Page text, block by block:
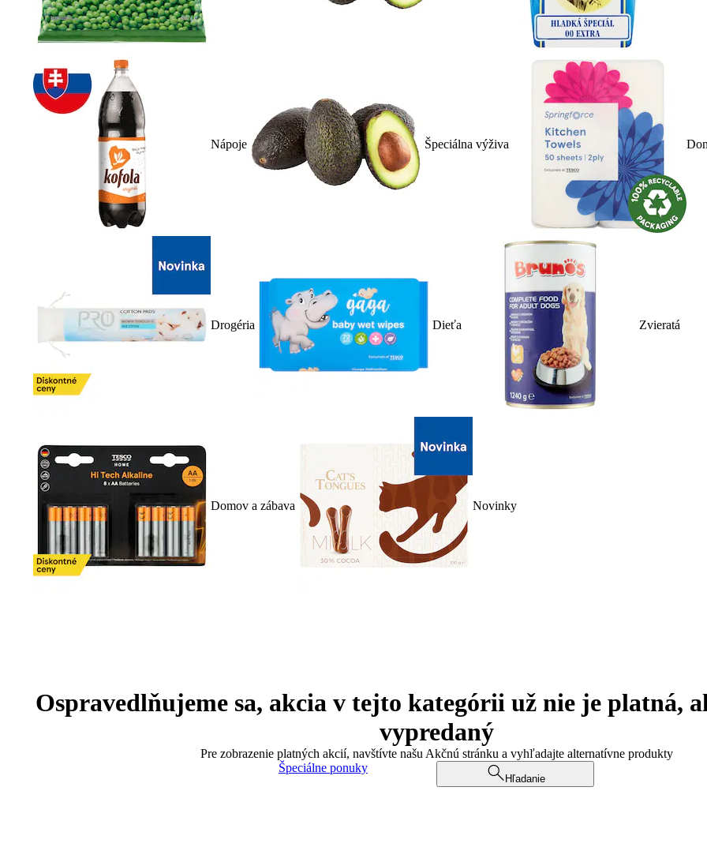
Nápoje Špeciálna výživa
Drogéria Dieťa Zvieratá
Domov a zábava Novinky
Ospravedlňujeme sa, akcia v tejto kategórii už nie je platná,
vypredaný
Pre zobrazenie platných akcií, navštívte našu Akčnú stránku a vyhľadajte alternatívne produkty
Špeciálne ponuky
Hľadanie